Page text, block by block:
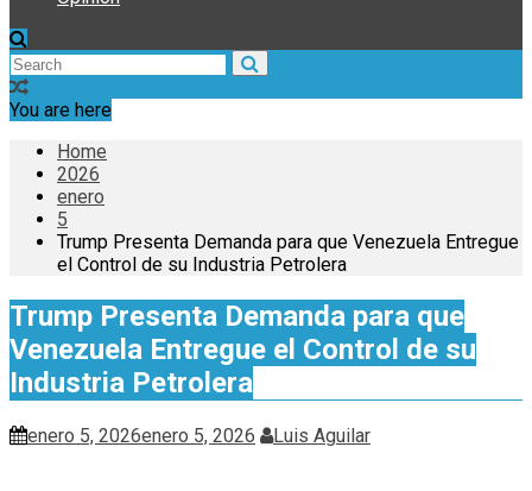
You are here
Home
2026
enero
5
Trump Presenta Demanda para que Venezuela Entregue
el Control de su Industria Petrolera
Trump Presenta Demanda para que
Venezuela Entregue el Control de su
Industria Petrolera
enero 5, 2026enero 5, 2026 Luis Aguilar